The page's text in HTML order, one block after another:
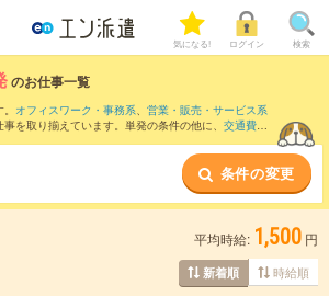
気になる! ログイン 検索
のお仕事一覧
オフィスワーク・事務系、 営業・販売・サービス系
を取り揃えています。単発の条件の他に、 交通費別
条件の変更
平均時給: 1,500 円
新着順 時給順